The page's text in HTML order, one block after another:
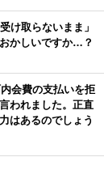
け取らないまま」
かしいですか…？
会費の支払いを拒
われました。正直
はあるのでしょう